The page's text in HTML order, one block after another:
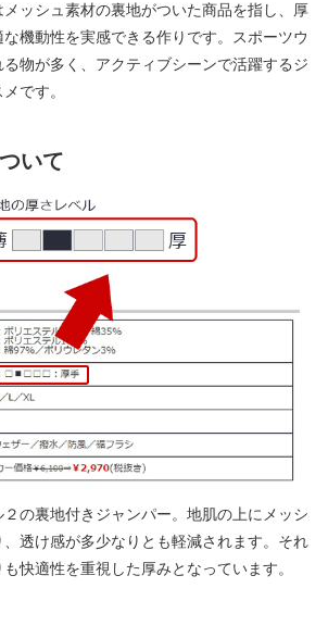
ッシュ素材の裏地がついた商品を指し、厚
機動性を実感できる作りです。スポーツウ
る物が多く、アクティブシーンで活躍するジ
です。
いて
の裏地付きジャンパー。地肌の上にメッシ
、透け感が多少なりとも軽減されます。それ
快適性を重視した厚みとなっています。